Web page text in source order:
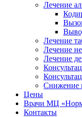
Лечение
Лечение
Лечение
Лечение
Снижение
Цены
Врачи МЦ
Контакты